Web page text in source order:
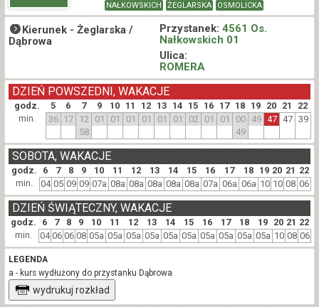
NAŁKOWSKICH
ŻEGLARSKA OSMOLICKA
Kierunek - Żeglarska /
Dąbrowa
Przystanek: 4561 Os.
Nałkowskich 01
Ulica:
ROMERA
godz. 5 6 7 9 10 11 12 13 14 15 16 17 18 19 20 21 22
DZIEŃ POWSZEDNI, WAKACJE
min. 36 17 12
58
01 01 01 01 01 01 02 01 01
00
49
49 47 47 39
godz. 6 7 8 9 10 11 12 13 14 15 16 17 18 19 20 21 22
SOBOTA, WAKACJE
min. 04 05 09 09 07a 08a 08a 08a 08a 08a 07a 06a 06a 10 10 08 06
godz. 6 7 8 9 10 11 12 13 14 15 16 17 18 19 20 21 22
DZIEŃ ŚWIĄTECZNY, WAKACJE
min. 04 06 06 08 05a 05a 05a 05a 05a 05a 05a 05a 05a 05a 10 08 06
LEGENDA
a - kurs wydłużony do przystanku Dąbrowa
wydrukuj rozkład